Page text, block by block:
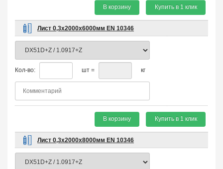
В корзину Купить в 1 клик
Лист 0,3х2000х6000мм EN 10346
Кол-во: шт = кг
В корзину Купить в 1 клик
Лист 0,3х2000х8000мм EN 10346